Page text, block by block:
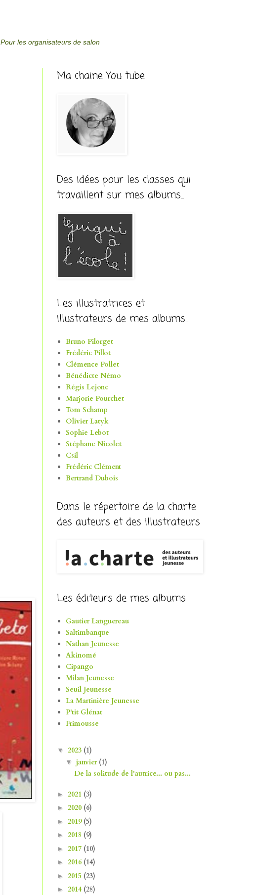
Pour les organisateurs de salon
Ma chaine You tube
Des idées pour les classes qui
travaillent sur mes albums...
Les illustratrices et
illustrateurs de mes albums...
Bruno Pilorget
Frédéric Pillot
Clémence Pollet
Bénédicte Némo
Régis Lejonc
Marjorie Pourchet
Tom Schamp
Olivier Latyk
Sophie Lebot
Stéphane Nicolet
Csil
Frédéric Clément
Bertrand Dubois
Dans le répertoire de la charte
des auteurs et des illustrateurs
Les éditeurs de mes albums
Gautier Languereau
Saltimbanque
Nathan Jeunesse
Akinomé
Cipango
Milan Jeunesse
Seuil Jeunesse
La Martinière Jeunesse
P'tit Glénat
Frimousse
▼ 2023 (1)
▼ janvier (1)
De la solitude de l'autrice... ou pas...
► 2021 (3)
► 2020 (6)
► 2019 (5)
► 2018 (9)
► 2017 (10)
► 2016 (14)
► 2015 (23)
► 2014 (28)